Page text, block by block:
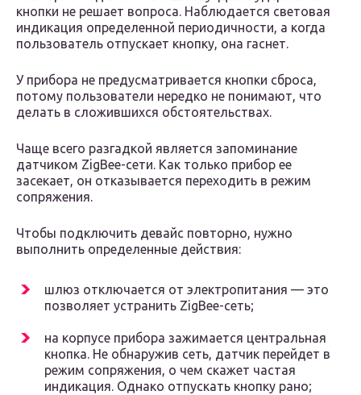
кнопки не решает вопроса. Наблюдается световая
индикация определенной периодичности, а когда
пользователь отпускает кнопку, она гаснет.
У прибора не предусматривается кнопки сброса,
потому пользователи нередко не понимают, что
делать в сложившихся обстоятельствах.
Чаще всего разгадкой является запоминание
датчиком ZigBee-сети. Как только прибор ее
засекает, он отказывается переходить в режим
сопряжения.
Чтобы подключить девайс повторно, нужно
выполнить определенные действия:
шлюз отключается от электропитания — это
позволяет устранить ZigBee-сеть;
на корпусе прибора зажимается центральная
кнопка. Не обнаружив сеть, датчик перейдет в
режим сопряжения, о чем скажет частая
индикация. Однако отпускать кнопку рано;